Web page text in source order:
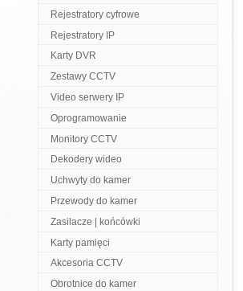
Rejestratory cyfrowe
Rejestratory IP
Karty DVR
Zestawy CCTV
Video serwery IP
Oprogramowanie
Monitory CCTV
Dekodery wideo
Uchwyty do kamer
Przewody do kamer
Zasilacze | końcówki
Karty pamięci
Akcesoria CCTV
Obrotnice do kamer